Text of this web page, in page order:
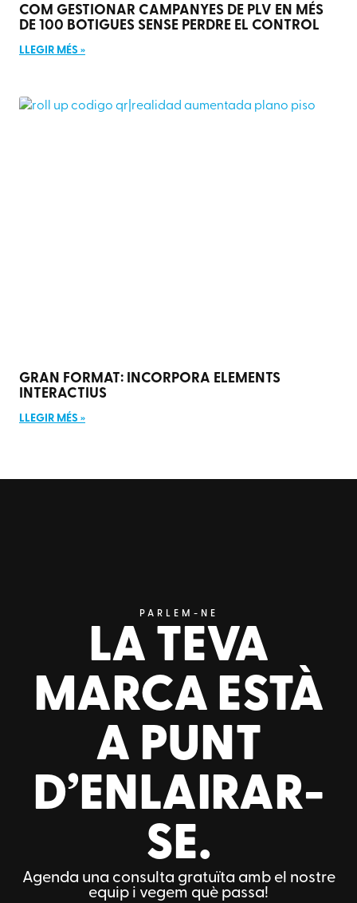
COM GESTIONAR CAMPANYES DE PLV EN MÉS
DE 100 BOTIGUES SENSE PERDRE EL CONTROL
LLEGIR MÉS »
GRAN FORMAT: INCORPORA ELEMENTS
INTERACTIUS
LLEGIR MÉS »
PARLEM-NE
LA TEVA
MARCA ESTÀ
A PUNT
D’ENLAIRAR-
SE.
Agenda una consulta gratuïta amb el nostre
equip i vegem què passa!